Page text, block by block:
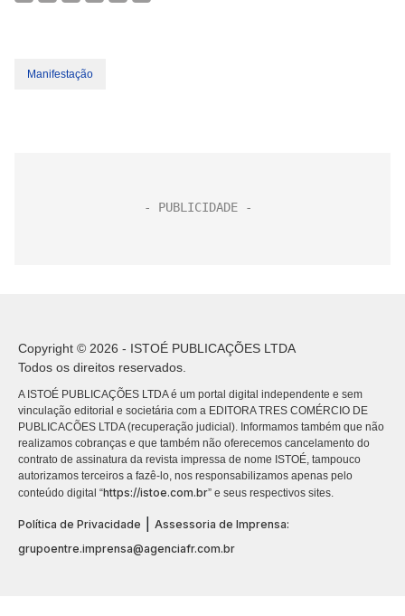
Manifestação
Copyright © 2026 - ISTOÉ PUBLICAÇÕES LTDA
Todos os direitos reservados.
A ISTOÉ PUBLICAÇÕES LTDA é um portal digital independente e sem
vinculação editorial e societária com a EDITORA TRES COMÉRCIO DE
PUBLICACÕES LTDA (recuperação judicial). Informamos também que não
realizamos cobranças e que também não oferecemos cancelamento do
contrato de assinatura da revista impressa de nome ISTOÉ, tampouco
autorizamos terceiros a fazê-lo, nos responsabilizamos apenas pelo
conteúdo digital “https://istoe.com.br” e seus respectivos sites.
Política de Privacidade
Assessoria de Imprensa:
grupoentre.imprensa@agenciafr.com.br